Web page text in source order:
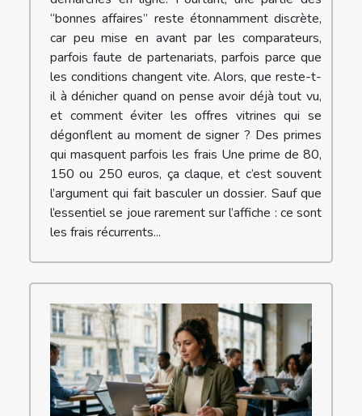
“bonnes affaires” reste étonnamment discrète,
car peu mise en avant par les comparateurs,
parfois faute de partenariats, parfois parce que
les conditions changent vite. Alors, que reste-t-
il à dénicher quand on pense avoir déjà tout vu,
et comment éviter les offres vitrines qui se
dégonflent au moment de signer ? Des primes
qui masquent parfois les frais Une prime de 80,
150 ou 250 euros, ça claque, et c’est souvent
l’argument qui fait basculer un dossier. Sauf que
l’essentiel se joue rarement sur l’affiche : ce sont
les frais récurrents...